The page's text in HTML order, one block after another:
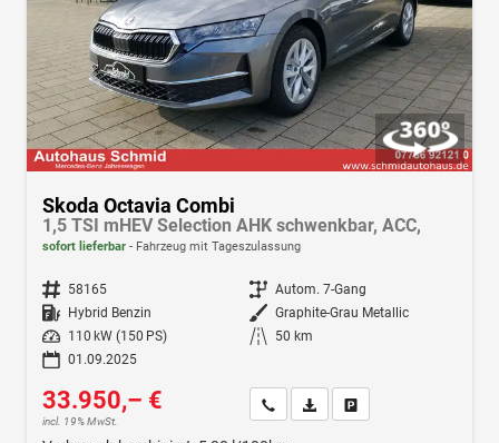
Skoda Octavia Combi
1,5 TSI mHEV Selection AHK schwenkbar, ACC,
sofort lieferbar Fahrzeug mit Tageszulassung
Fahrzeugnr. 58165 Getriebe Autom. 7-Gang
Kraftstoff Hybrid Benzin Außenfarbe Graphite-Grau Metallic
Leistung
110 kW (150 PS) Kilometerstand
50 km
01.09.2025
33.950,– €
incl. 19% MwSt.
Wir rufen Sie anFahrzeugexposé (PDF)